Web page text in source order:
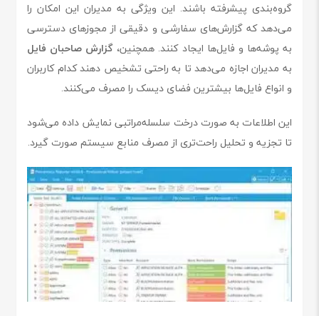
گروه‌بندی پیشرفته باشند. این ویژگی به مدیران این امکان را
می‌دهد که گزارش‌های سفارشی و دقیقی از مجوزهای دسترسی
به پوشه‌ها و فایل‌ها ایجاد کنند. همچنین، گزارش صاحبان فایل
به مدیران اجازه می‌دهد تا به راحتی تشخیص دهند کدام کاربران
و انواع فایل‌ها بیشترین فضای دیسک را مصرف می‌کنند.
این اطلاعات به صورت درخت سلسله‌مراتبی نمایش داده می‌شود
تا تجزیه و تحلیل راحت‌تری از مصرف منابع سیستم صورت گیرد.